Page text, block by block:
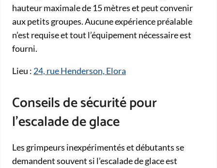
hauteur maximale de 15 mètres et peut convenir
aux petits groupes. Aucune expérience préalable
n’est requise et tout l’équipement nécessaire est
fourni.
Lieu : 24, rue Henderson, Elora
Conseils de sécurité pour
l’escalade de glace
Les grimpeurs inexpérimentés et débutants se
demandent souvent si l’escalade de glace est